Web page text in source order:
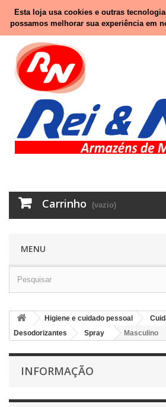
Carrinho (vazio)
MENU
Higiene e cuidado pessoal
Desodorizantes
Spray Masculino
INFORMAÇÃO
Esta loja usa cookies e outras
possamos melhorar sua experiência em